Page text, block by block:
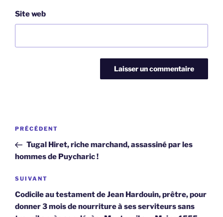
Site web
Navigation
l’article
Article
précédent
PRÉCÉDENT
Tugal Hiret, riche marchand, assassiné par les
hommes de Puycharic !
Article
suivant
SUIVANT
Codicile au testament de Jean Hardouin, prêtre, pour
donner 3 mois de nourriture à ses serviteurs sans